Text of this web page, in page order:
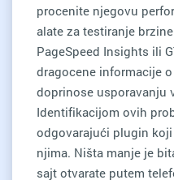
procenite njegovu
alate za testiranje
PageSpeed Insights ili
dragocene informacije
doprinose usporavanju
Identifikacijom ovih
odgovarajući plugin
njima. Ništa manje je
sajt otvarate putem